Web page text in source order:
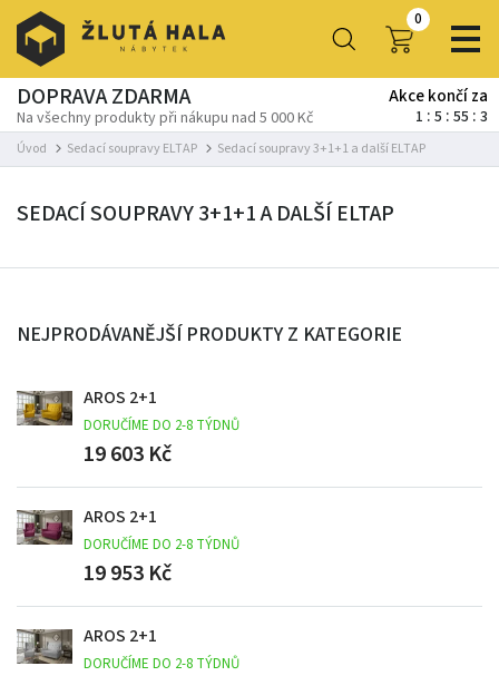
0
DOPRAVA ZDARMA
Na všechny produkty při nákupu nad 5 000 Kč
Akce končí za
1 5 55 1
Úvod Sedací soupravy ELTAP Sedací soupravy 3+1+1 a další ELTAP
SEDACÍ SOUPRAVY 3+1+1 A DALŠÍ ELTAP
NEJPRODÁVANĚJŠÍ PRODUKTY Z KATEGORIE
AROS 2+1
DORUČÍME DO 2-8 TÝDNŮ
19 603 Kč
AROS 2+1
DORUČÍME DO 2-8 TÝDNŮ
19 953 Kč
AROS 2+1
DORUČÍME DO 2-8 TÝDNŮ